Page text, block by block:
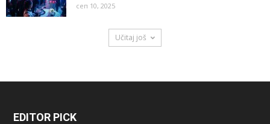
сеп 10, 2025
Učitaj još
EDITOR PICK